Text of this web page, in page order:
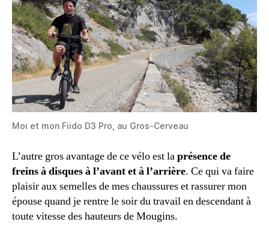
Moi et mon Fiido D3 Pro, au Gros-Cerveau
L’autre gros avantage de ce vélo est laprésence de
freins à disques à l’avant et à l’arrière. Ce qui va faire
plaisir aux semelles de mes chaussures et rassurer mon
épouse quand je rentre le soir du travail en descendant à
toute vitesse des hauteurs de Mougins.